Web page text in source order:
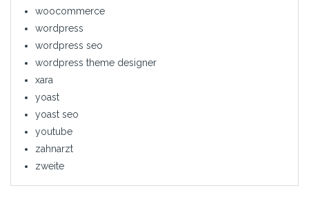
woocommerce
wordpress
wordpress seo
wordpress theme designer
xara
yoast
yoast seo
youtube
zahnarzt
zweite